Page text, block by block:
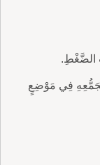
تَجَمُّعِهِ فِي مَوْضِعٍ